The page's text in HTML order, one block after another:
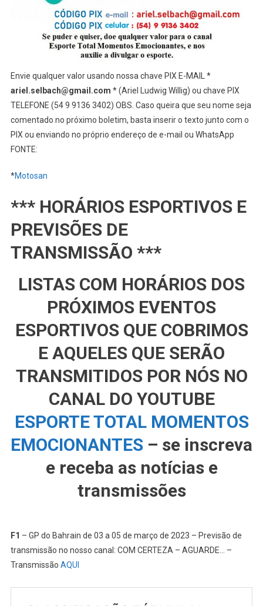
Envie qualquer valor usando nossa chave PIX E-MAIL *
ariel.selbach@gmail.com * (Ariel Ludwig Willig) ou chave PIX
TELEFONE (54 9 9136 3402) OBS. Caso queira que seu nome seja
comentado no próximo boletim, basta inserir o texto junto com o
PIX ou enviando no próprio endereço de e-mail ou WhatsApp
FONTE:
*Motosan
*** HORÁRIOS ESPORTIVOS E
PREVISÕES DE
TRANSMISSÃO ***
LISTAS COM HORÁRIOS DOS
PRÓXIMOS EVENTOS
ESPORTIVOS QUE COBRIMOS
E AQUELES QUE SERÃO
TRANSMITIDOS POR NÓS NO
CANAL DO YOUTUBE
ESPORTE TOTAL MOMENTOS
EMOCIONANTES – se inscreva
e receba as notícias e
transmissões
F1 – GP do Bahrain de 03 a 05 de março de 2023 – Previsão de
transmissão no nosso canal: COM CERTEZA – AGUARDE… –
Transmissão AQUI